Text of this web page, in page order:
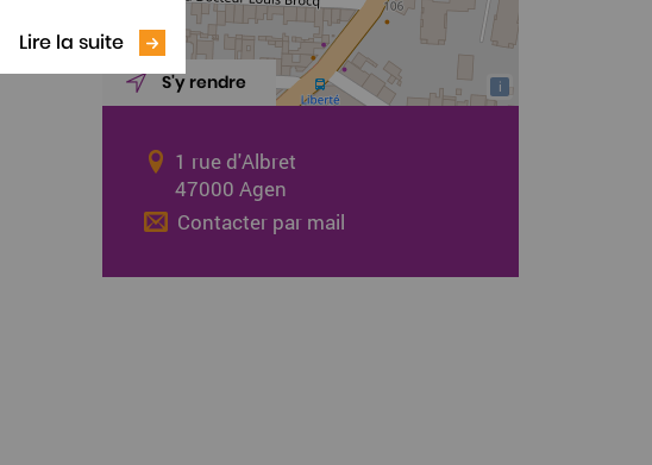
i
S'y rendre
1 rue d'Albret
47000 Agen
Contacter par mail
Lire la suite